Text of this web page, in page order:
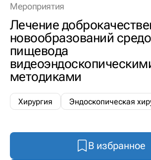
Мероприятия
Лечение
новообразований
пищевода
методиками
Хирургия Эндоскопическая
В избранное